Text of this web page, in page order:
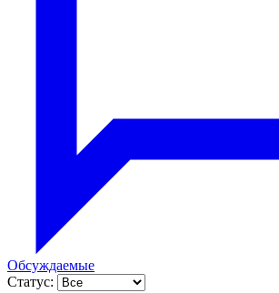
Обсуждаемые
Статус: